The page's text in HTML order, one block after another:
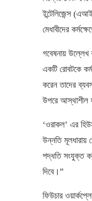
ইন্টেলিজেন্স
মেধাবীদের
গবেষনায় উল্লেখ
একটি রোবটকে
করেন তাদের
উপরে আস্থাশীল
‘ওরাকল’ এর
উন্নতি মূলধারায়
পদ্ধতি সংযুক্ত
দিবে।”
ফিউচার